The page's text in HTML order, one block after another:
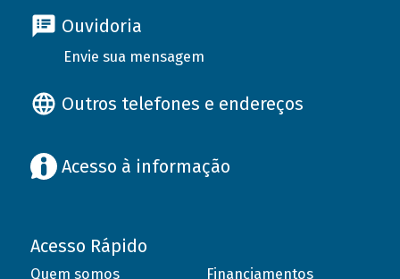
Ouvidoria
Envie sua mensagem
Outros telefones e endereços
Acesso à informação
Acesso Rápido
Quem somos
Financiamentos